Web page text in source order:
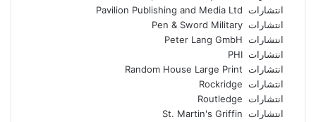
انتشارات Pavilion Publishing and Media Ltd
انتشارات Pen & Sword Military
انتشارات Peter Lang GmbH
انتشارات PHI
انتشارات Random House Large Print
انتشارات Rockridge
انتشارات Routledge
انتشارات St. Martin's Griffin